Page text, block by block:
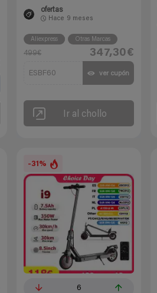
ofertas
Hace 9 meses
Aliexpress Otras Marcas
499€ 347,30€
ESBF60 ver cupón
Ir al chollo
-31%
6